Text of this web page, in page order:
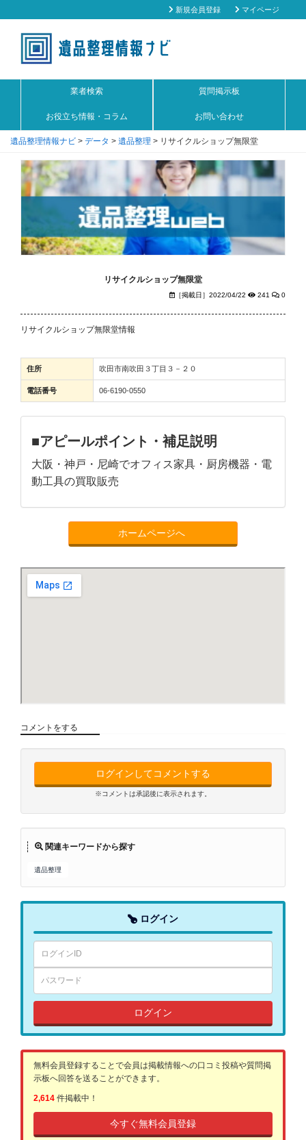
新規会員登録 マイページ
業者検索 質問掲示板
お役立ち情報・コラム お問い合わせ
遺品整理情報ナビ > データ > 遺品整理 > リサイクルショップ無限堂
リサイクルショップ無限堂
［掲載日］2022/04/22 241 0
リサイクルショップ無限堂情報
住所 吹田市南吹田３丁目３－２０
電話番号 06-6190-0550
■アピールポイント・補足説明
大阪・神戸・尼崎でオフィス家具・厨房機器・電
動工具の買取販売
ホームページへ
コメントをする
ログインしてコメントする
※コメントは承認後に表示されます。
関連キーワードから探す
遺品整理
ログイン
ログイン
無料会員登録することで会員は掲載情報への口コミ投稿や質問掲
示板へ回答を送ることができます。
2,614 件掲載中！
今すぐ無料会員登録